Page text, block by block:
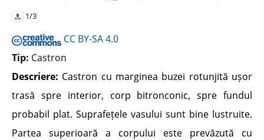
1/3
CC BY-SA 4.0
Tip: Castron
Descriere: Castron cu marginea buzei rotunjită ușor
trasă spre interior, corp bitronconic, spre fundul
probabil plat. Suprafețele vasului sunt bine lustruite.
Partea superioară a corpului este prevăzută cu